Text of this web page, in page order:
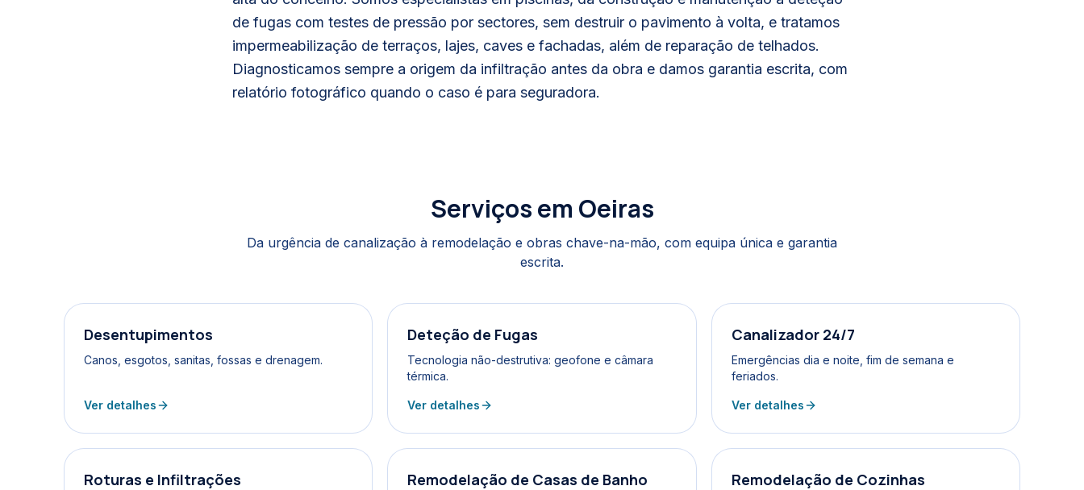
de fugas com testes de pressão por sectores, sem destruir o pavimento à volta, e tratamos
impermeabilização de terraços, lajes, caves e fachadas, além de reparação de telhados.
Diagnosticamos sempre a origem da infiltração antes da obra e damos garantia escrita, com
relatório fotográfico quando o caso é para seguradora.
Serviços em Oeiras
Da urgência de canalização à remodelação e obras chave-na-mão, com equipa única e garantia
escrita.
Desentupimentos
Canos, esgotos, sanitas, fossas e drenagem.
Ver detalhes
Deteção de Fugas
Tecnologia não-destrutiva: geofone e câmara
térmica.
Ver detalhes
Canalizador 24/7
Emergências dia e noite, fim de semana e
feriados.
Ver detalhes
Roturas e Infiltrações Remodelação de Casas de Banho Remodelação de Cozinhas